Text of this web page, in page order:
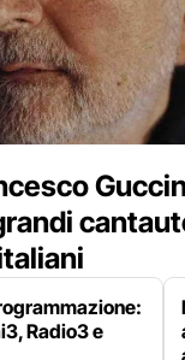
Radio3 e